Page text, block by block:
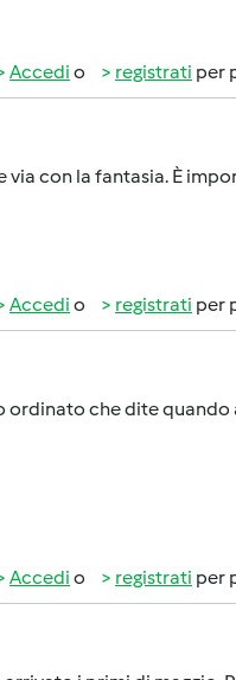
Accedi o registrati per
con la fantasia. È
Accedi o registrati per
ordinato che dite quando
Accedi o registrati per